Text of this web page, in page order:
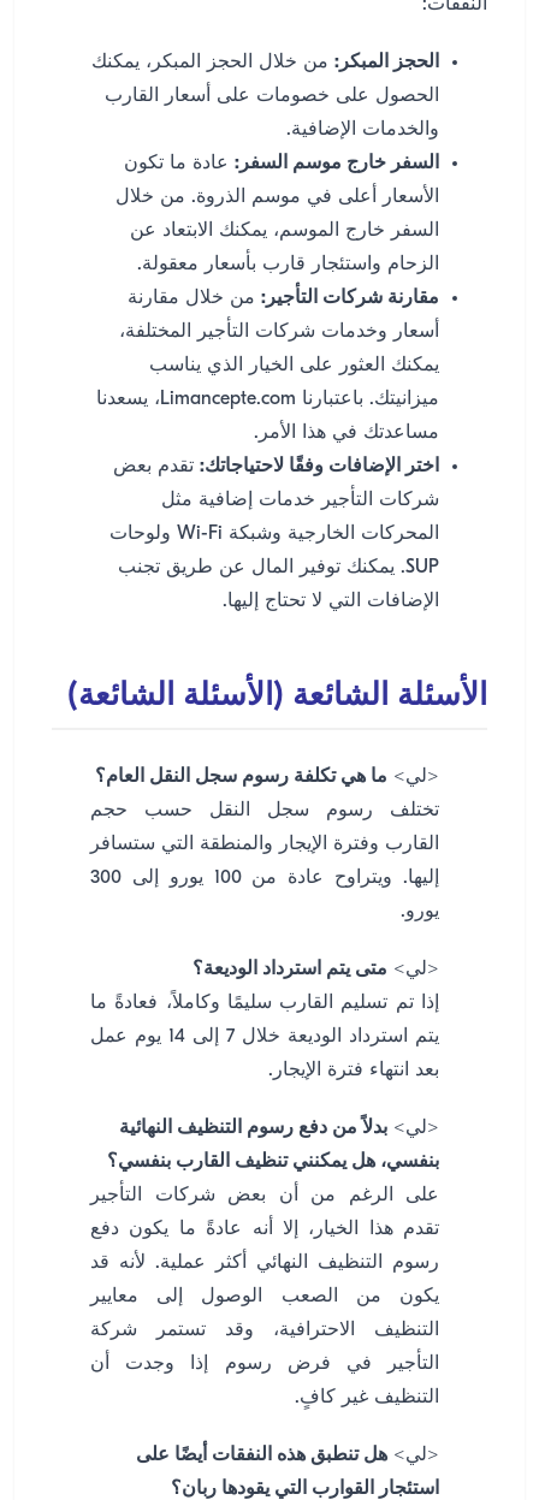
النفقات:
الحجز المبكر: من خلال الحجز المبكر، يمكنك
الحصول على خصومات على أسعار القارب
والخدمات الإضافية.
السفر خارج موسم السفر: عادة ما تكون
الأسعار أعلى في موسم الذروة. من خلال
السفر خارج الموسم، يمكنك الابتعاد عن
الزحام واستئجار قارب بأسعار معقولة.
مقارنة شركات التأجير: من خلال مقارنة
أسعار وخدمات شركات التأجير المختلفة،
يمكنك العثور على الخيار الذي يناسب
ميزانيتك. باعتبارنا Limancepte.com، يسعدنا
مساعدتك في هذا الأمر.
اختر الإضافات وفقًا لاحتياجاتك: تقدم بعض
شركات التأجير خدمات إضافية مثل
المحركات الخارجية وشبكة Wi-Fi ولوحات
SUP. يمكنك توفير المال عن طريق تجنب
الإضافات التي لا تحتاج إليها.
الأسئلة الشائعة (الأسئلة الشائعة)
<لي> ما هي تكلفة رسوم سجل النقل العام؟
تختلف رسوم سجل النقل حسب حجم
القارب وفترة الإيجار والمنطقة التي ستسافر
إليها. ويتراوح عادة من 100 يورو إلى 300
يورو.
<لي> متى يتم استرداد الوديعة؟
إذا تم تسليم القارب سليمًا وكاملاً، فعادةً ما
يتم استرداد الوديعة خلال 7 إلى 14 يوم عمل
بعد انتهاء فترة الإيجار.
<لي> بدلاً من دفع رسوم التنظيف النهائية
بنفسي، هل يمكنني تنظيف القارب بنفسي؟
على الرغم من أن بعض شركات التأجير
تقدم هذا الخيار، إلا أنه عادةً ما يكون دفع
رسوم التنظيف النهائي أكثر عملية. لأنه قد
يكون من الصعب الوصول إلى معايير
التنظيف الاحترافية، وقد تستمر شركة
التأجير في فرض رسوم إذا وجدت أن
التنظيف غير كافٍ.
<لي> هل تنطبق هذه النفقات أيضًا على
استئجار القوارب التي يقودها ربان؟